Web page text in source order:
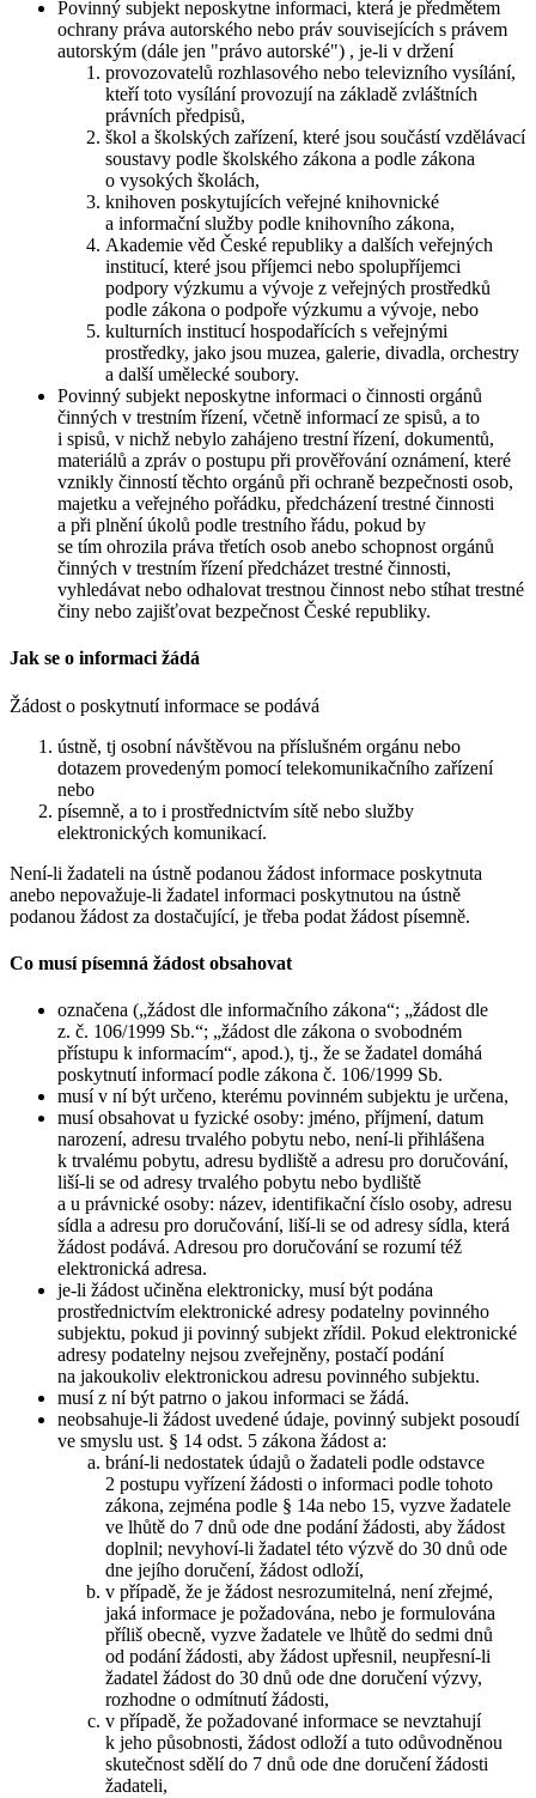
Povinný subjekt neposkytne informaci, která je předmětem
ochrany práva autorského nebo práv souvisejících s právem
autorským (dále jen "právo autorské") , je-li v držení
provozovatelů rozhlasového nebo televizního vysílání,
kteří toto vysílání provozují na základě zvláštních
právních předpisů,
škol a školských zařízení, které jsou součástí vzdělávací
soustavy podle školského zákona a podle zákona
o vysokých školách,
knihoven poskytujících veřejné knihovnické
a informační služby podle knihovního zákona,
Akademie věd České republiky a dalších veřejných
institucí, které jsou příjemci nebo spolupříjemci
podpory výzkumu a vývoje z veřejných prostředků
podle zákona o podpoře výzkumu a vývoje, nebo
kulturních institucí hospodařících s veřejnými
prostředky, jako jsou muzea, galerie, divadla, orchestry
a další umělecké soubory.
Povinný subjekt neposkytne informaci o činnosti orgánů
činných v trestním řízení, včetně informací ze spisů, a to
i spisů, v nichž nebylo zahájeno trestní řízení, dokumentů,
materiálů a zpráv o postupu při prověřování oznámení, které
vznikly činností těchto orgánů při ochraně bezpečnosti osob,
majetku a veřejného pořádku, předcházení trestné činnosti
a při plnění úkolů podle trestního řádu, pokud by
se tím ohrozila práva třetích osob anebo schopnost orgánů
činných v trestním řízení předcházet trestné činnosti,
vyhledávat nebo odhalovat trestnou činnost nebo stíhat trestné
činy nebo zajišťovat bezpečnost České republiky.
Jak se o informaci žádá
Žádost o poskytnutí informace se podává
ústně, tj osobní návštěvou na příslušném orgánu nebo
dotazem provedeným pomocí telekomunikačního zařízení
nebo
písemně, a to i prostřednictvím sítě nebo služby
elektronických komunikací.
Není-li žadateli na ústně podanou žádost informace poskytnuta
anebo nepovažuje-li žadatel informaci poskytnutou na ústně
podanou žádost za dostačující, je třeba podat žádost písemně.
Co musí písemná žádost obsahovat
označena („žádost dle informačního zákona“; „žádost dle
z. č. 106/1999 Sb.“; „žádost dle zákona o svobodném
přístupu k informacím“, apod.), tj., že se žadatel domáhá
poskytnutí informací podle zákona č. 106/1999 Sb.
musí v ní být určeno, kterému povinném subjektu je určena,
musí obsahovat u fyzické osoby: jméno, příjmení, datum
narození, adresu trvalého pobytu nebo, není-li přihlášena
k trvalému pobytu, adresu bydliště a adresu pro doručování,
liší-li se od adresy trvalého pobytu nebo bydliště
a u právnické osoby: název, identifikační číslo osoby, adresu
sídla a adresu pro doručování, liší-li se od adresy sídla, která
žádost podává. Adresou pro doručování se rozumí též
elektronická adresa.
je-li žádost učiněna elektronicky, musí být podána
prostřednictvím elektronické adresy podatelny povinného
subjektu, pokud ji povinný subjekt zřídil. Pokud elektronické
adresy podatelny nejsou zveřejněny, postačí podání
na jakoukoliv elektronickou adresu povinného subjektu.
musí z ní být patrno o jakou informaci se žádá.
neobsahuje-li žádost uvedené údaje, povinný subjekt posoudí
ve smyslu ust. § 14 odst. 5 zákona žádost a:
brání-li nedostatek údajů o žadateli podle odstavce
2 postupu vyřízení žádosti o informaci podle tohoto
zákona, zejména podle § 14a nebo 15, vyzve žadatele
ve lhůtě do 7 dnů ode dne podání žádosti, aby žádost
doplnil; nevyhoví-li žadatel této výzvě do 30 dnů ode
dne jejího doručení, žádost odloží,
v případě, že je žádost nesrozumitelná, není zřejmé,
jaká informace je požadována, nebo je formulována
příliš obecně, vyzve žadatele ve lhůtě do sedmi dnů
od podání žádosti, aby žádost upřesnil, neupřesní-li
žadatel žádost do 30 dnů ode dne doručení výzvy,
rozhodne o odmítnutí žádosti,
v případě, že požadované informace se nevztahují
k jeho působnosti, žádost odloží a tuto odůvodněnou
skutečnost sdělí do 7 dnů ode dne doručení žádosti
žadateli,